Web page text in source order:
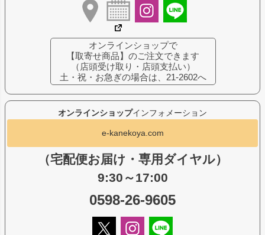
オンラインショップインフォメーション
e-kanekoya.com
（宅配便お届け・専用ダイヤル）
9:30～17:00
0598-26-9605
オンラインショップで
【取寄せ商品】のご注文できます
（店頭受け取り・店頭支払い）
土・祝・お急ぎの場合は、21-2602へ